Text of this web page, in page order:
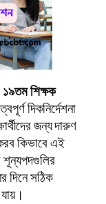
১৯তম শিক্ষক
দিকনির্দেশনা
জন্য দারুণ
কিভাবে এই
দিনে সঠিক